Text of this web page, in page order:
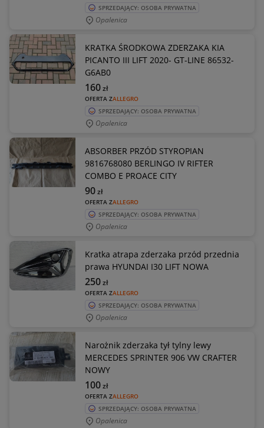
SPRZEDAJĄCY: OSOBA PRYWATNA
Opalenica
KRATKA ŚRODKOWA ZDERZAKA KIA
PICANTO III LIFT 2020- GT-LINE 86532-
G6AB0
OFERTA ZALLEGRO
160zł
SPRZEDAJĄCY: OSOBA PRYWATNA
Opalenica
ABSORBER PRZÓD STYROPIAN
9816768080 BERLINGO IV RIFTER
COMBO E PROACE CITY
OFERTA ZALLEGRO
90zł
SPRZEDAJĄCY: OSOBA PRYWATNA
Opalenica
Kratka atrapa zderzaka przód przednia
prawa HYUNDAI I30 LIFT NOWA
OFERTA ZALLEGRO
250zł
SPRZEDAJĄCY: OSOBA PRYWATNA
Opalenica
Narożnik zderzaka tył tylny lewy
MERCEDES SPRINTER 906 VW CRAFTER
NOWY
OFERTA ZALLEGRO
100zł
SPRZEDAJĄCY: OSOBA PRYWATNA
Opalenica